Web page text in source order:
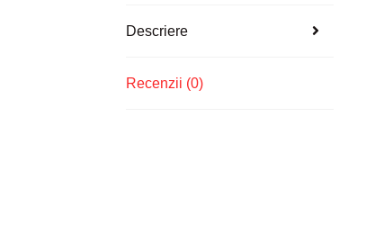
Descriere
Recenzii (0)